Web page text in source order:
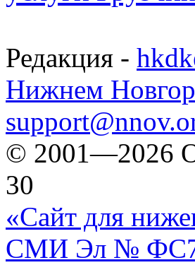
Редакция -
Нижнем
© 2001—2026
30
«Сайт для
СМИ Эл №